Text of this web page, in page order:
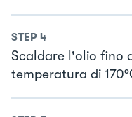
STEP 4
Scaldare l'olio fino
temperatura di